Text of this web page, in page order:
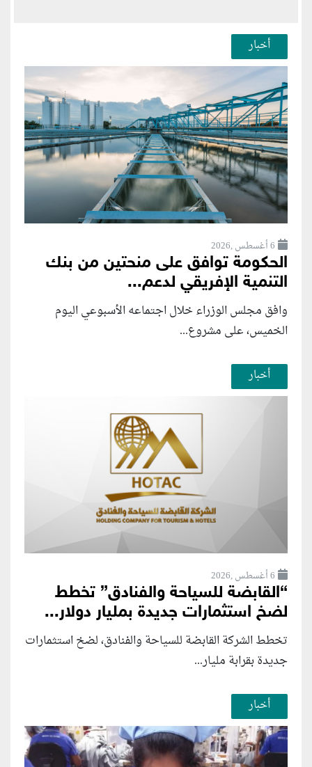
أخبار
6 أغسطس ,2026
الحكومة توافق على منحتين من بنك
التنمية الإفريقي لدعم...
وافق مجلس الوزراء خلال اجتماعه الأسبوعي اليوم
الخميس، على مشروع...
أخبار
6 أغسطس ,2026
“القابضة للسياحة والفنادق” تخطط
لضخ استثمارات جديدة بمليار دولار...
تخطط الشركة القابضة للسياحة والفنادق، لضخ استثمارات
جديدة بقرابة مليار...
أخبار